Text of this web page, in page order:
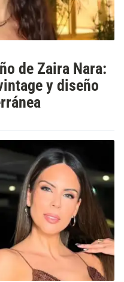
de Zaira Nara:
y diseño